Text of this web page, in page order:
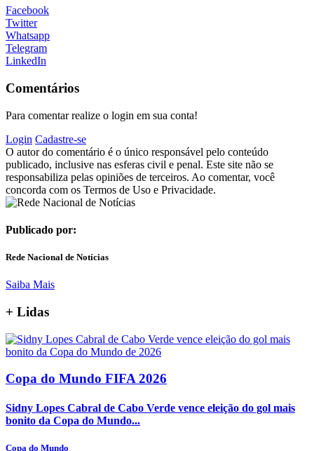
Facebook
Twitter
Whatsapp
Telegram
LinkedIn
Comentários
Para comentar realize o login em sua conta!
Login Cadastre-se
O autor do comentário é o único responsável pelo conteúdo
publicado, inclusive nas esferas civil e penal. Este site não se
responsabiliza pelas opiniões de terceiros. Ao comentar, você
concorda com os Termos de Uso e Privacidade.
Publicado por:
Rede Nacional de Notícias
Saiba Mais
+ Lidas
Copa do Mundo FIFA 2026
Sidny Lopes Cabral de Cabo Verde vence eleição do gol mais
bonito da Copa do Mundo...
Copa do Mundo